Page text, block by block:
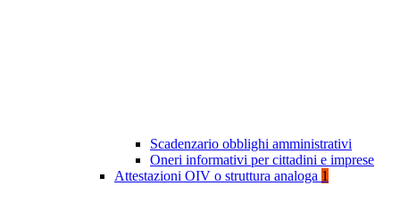
Scadenzario obblighi amministrativi
Oneri informativi per cittadini e imprese
Attestazioni OIV o struttura analoga 1